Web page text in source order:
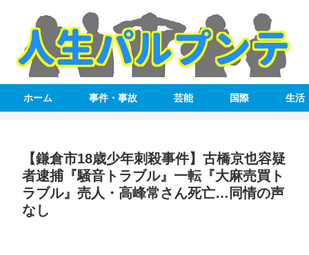
ホーム 事件・事故 芸能 国際 生活
【鎌倉市18歳少年刺殺事件】古橋京也容疑
者逮捕『騒音トラブル』一転『大麻売買ト
ラブル』売人・高峰常さん死亡…同情の声
なし